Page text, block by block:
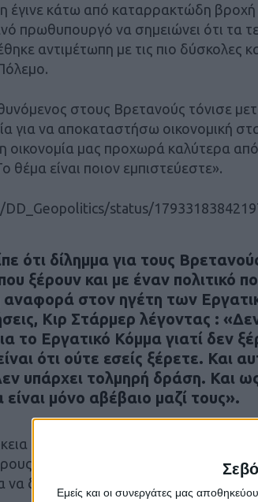
Εμείς και οι συνεργάτες μας
έγινε κάτω από καταρρακτώδη βροχή
πρωθυπουργό να σημειώνει ότι τα
αντιμέτωπη με τις πιο δύσκολες
στους Βρετανούς τόνισε
για να αποκαταστήσω οικονομική
η οικονομία μας προχωρά καλύτερα
θέμα είναι ποιον εμπιστεύεστε».
status/
ότι δίλημμα για τους
ξέρουν και με έναν πολιτικό
στον ηγέτη των
Κιρ Στάρμερ λέγοντας :
το Εργατικό Κόμμα γιατί δεν
ότι ούτε εσείς ξέρετε. Και
υπάρχει τολμηρή δράση. Και
είναι μόνο αβέβαιο μαζί τους».
συνεδρίασης του υπουργικού
υπουργούς ότι το Κοινοβούλιο θα
να δώσει τη θέση του στην